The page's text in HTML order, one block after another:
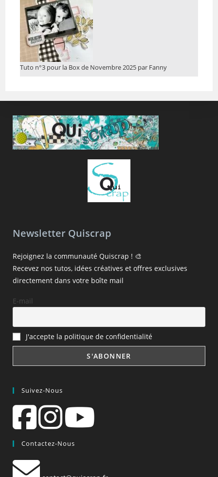
Tuto n°3 pour la Box de Novembre 2025 par Fanny
Newsletter Quiscrap
Rejoignez la communauté Quiscrap ! 🎨
Recevez nos tutos, idées créatives et offres exclusives
directement dans votre boîte mail
E-mail
J'accepte la politique de confidentialité
Suivez-Nous
Contactez-Nous